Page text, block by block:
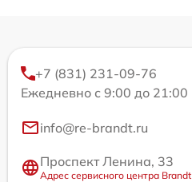
+7 (831) 231-09-76
Ежедневно с 9:00 до 21:00
info@re-brandt.ru
Проспект Ленина, 33
Адрес сервисного центра Brandt